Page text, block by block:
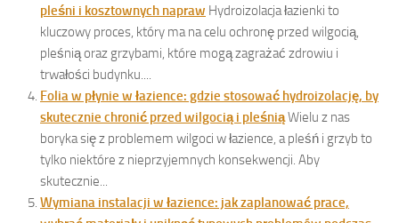
pleśni i kosztownych napraw Hydroizolacja łazienki to
kluczowy proces, który ma na celu ochronę przed wilgocią,
pleśnią oraz grzybami, które mogą zagrażać zdrowiu i
trwałości budynku....
Folia w płynie w łazience: gdzie stosować hydroizolację, by
skutecznie chronić przed wilgocią i pleśniąWielu z nas
boryka się z problemem wilgoci w łazience, a pleśń i grzyb to
tylko niektóre z nieprzyjemnych konsekwencji. Aby
skutecznie...
Wymiana instalacji w łazience: jak zaplanować prace,